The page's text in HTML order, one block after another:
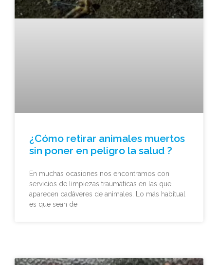
¿Cómo retirar animales muertos
sin poner en peligro la salud ?
En muchas ocasiones nos encontramos con
servicios de limpiezas traumáticas en las que
aparecen cadáveres de animales. Lo más habitual
es que sean de